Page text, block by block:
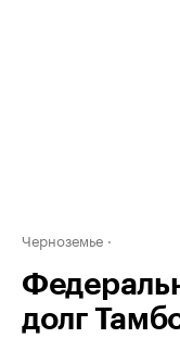
Черноземье
долг